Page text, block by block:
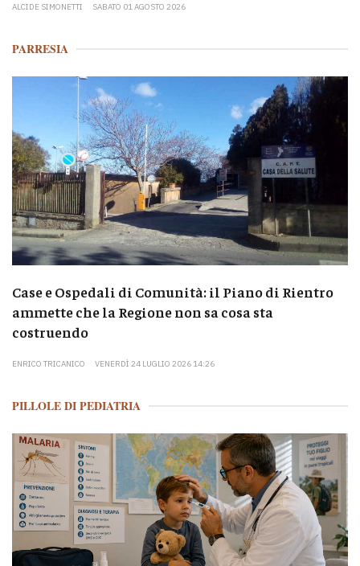
ALCIDE SIMONETTI SABATO 01 AGOSTO 2026
PARRESIA
Case e Ospedali di Comunità: il Piano di Rientro
ammette che la Regione non sa cosa sta
costruendo
ENRICO TRICANICO VENERDÌ 24 LUGLIO 2026 14:26
PILLOLE DI PEDIATRIA